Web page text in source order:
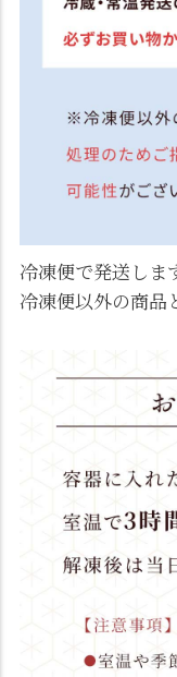
冷凍便で発送しま
冷凍便以外の商品